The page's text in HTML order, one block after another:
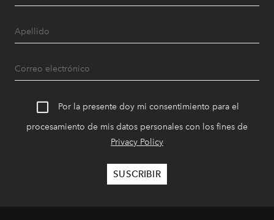
Por la presente doy mi consentimiento para el
procesamiento de mis datos personales con los fines de
Privacy Policy